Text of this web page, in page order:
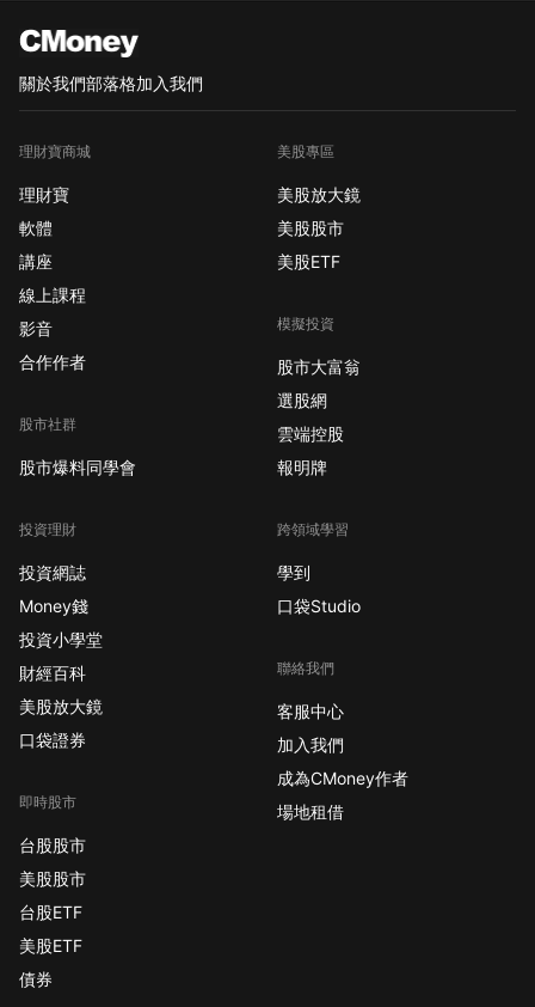
關於我們部落格加入我們
理財寶商城
理財寶
軟體
講座
線上課程
影音
合作作者
股市社群
股市爆料同學會
投資理財
投資網誌
Money錢
投資小學堂
財經百科
美股放大鏡
口袋證券
即時股市
台股股市
美股股市
台股ETF
美股ETF
債券
美股專區
美股放大鏡
美股股市
美股ETF
模擬投資
股市大富翁
選股網
雲端控股
報明牌
跨領域學習
學到
口袋Studio
聯絡我們
客服中心
加入我們
成為CMoney作者
場地租借